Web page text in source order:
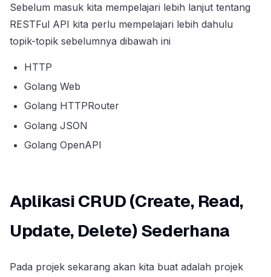
Sebelum masuk kita mempelajari lebih lanjut tentang
RESTFul API kita perlu mempelajari lebih dahulu
topik-topik sebelumnya dibawah ini
HTTP
Golang Web
Golang HTTPRouter
Golang JSON
Golang OpenAPI
Aplikasi CRUD (Create, Read,
Update, Delete) Sederhana
Pada projek sekarang akan kita buat adalah projek